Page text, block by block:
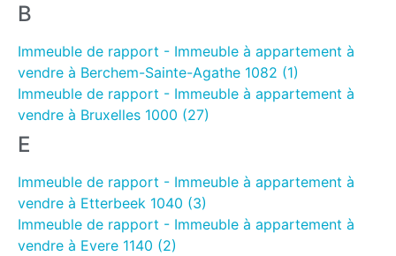
B
Immeuble de rapport - Immeuble à appartement à
vendre à Berchem-Sainte-Agathe 1082 (1)
Immeuble de rapport - Immeuble à appartement à
vendre à Bruxelles 1000 (27)
E
Immeuble de rapport - Immeuble à appartement à
vendre à Etterbeek 1040 (3)
Immeuble de rapport - Immeuble à appartement à
vendre à Evere 1140 (2)